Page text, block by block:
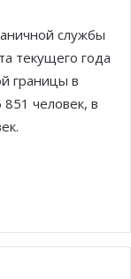
службы
текущего года
границы в
человек, в